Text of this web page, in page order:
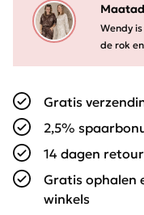
Wendy
de rok
Gratis
2,5%
14 dagen
Gratis ophalen
winkels